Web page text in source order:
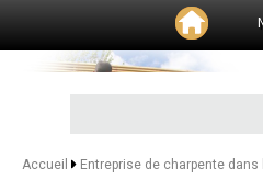
Accueil Entreprise de charpente dans